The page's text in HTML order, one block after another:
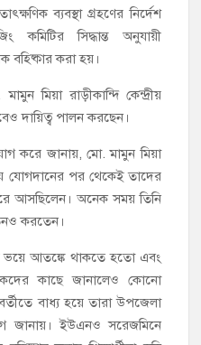
ব্যবস্থা গ্রহণের নির্দেশ
কমিটির সিদ্ধান্ত অনুযায়ী
বহিষ্কার করা হয়।
মিয়া রাড়ীকান্দি কেন্দ্রীয়
দায়িত্ব পালন করছেন।
করে জানায়, মো. মামুন মিয়া
যোগদানের পর থেকেই তাদের
আসছিলেন। অনেক সময় তিনি
করতেন।
আতঙ্কে থাকতে হতো এবং
কাছে জানালেও কোনো
বাধ্য হয়ে তারা উপজেলা
জানায়। ইউএনও সরেজমিনে